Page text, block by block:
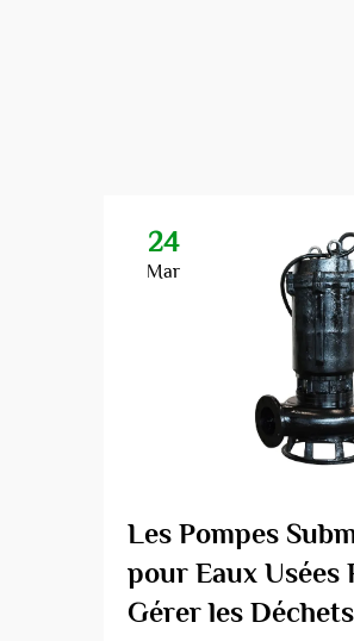
24
Mar
Les Pompes
pour Eaux Usées
Gérer les